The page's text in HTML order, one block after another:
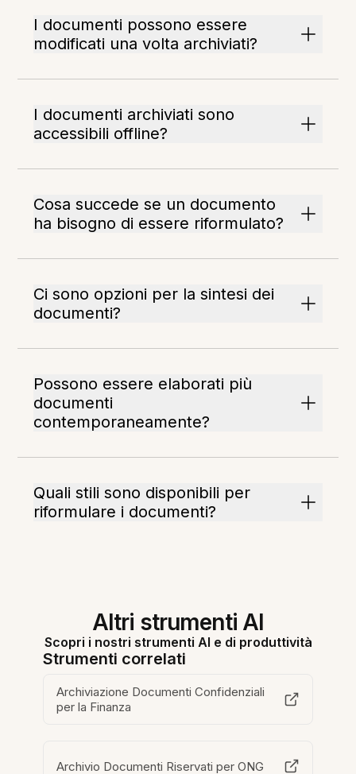
I documenti possono essere
modificati una volta archiviati?
I documenti archiviati sono
accessibili offline?
Cosa succede se un documento
ha bisogno di essere riformulato?
Ci sono opzioni per la sintesi dei
documenti?
Possono essere elaborati più
documenti
contemporaneamente?
Quali stili sono disponibili per
riformulare i documenti?
Altri strumenti AI
Scopri i nostri strumenti AI e di produttività
Strumenti correlati
Archiviazione Documenti Confidenziali
per la Finanza
Archivio Documenti Riservati per ONG